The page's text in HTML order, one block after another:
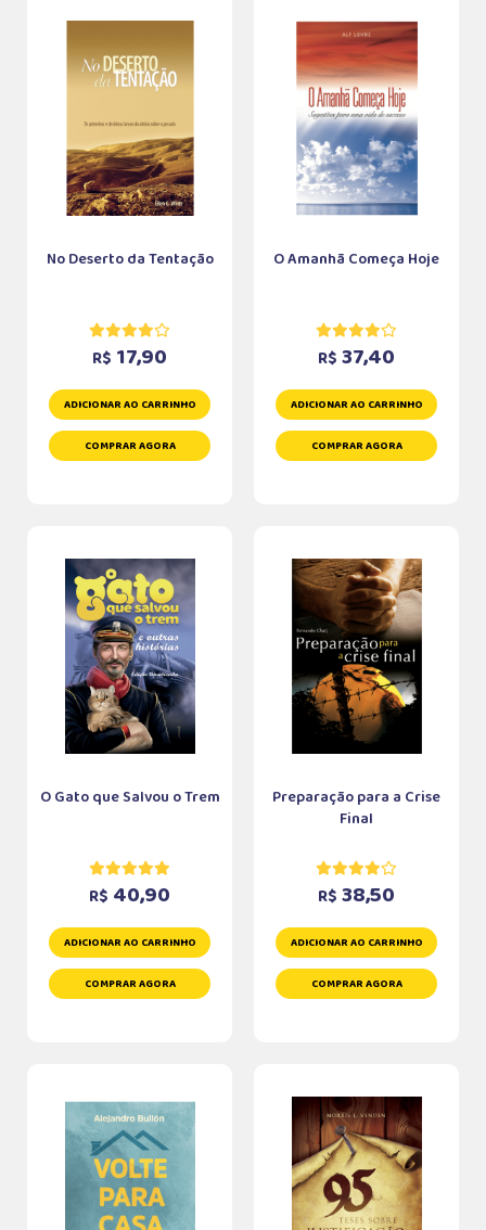
No Deserto da Tentação
R$ 17,90
ADICIONAR AO CARRINHO
COMPRAR AGORA
O Amanhã Começa Hoje
R$ 37,40
ADICIONAR AO CARRINHO
COMPRAR AGORA
O Gato que Salvou o Trem
R$ 40,90
ADICIONAR AO CARRINHO
COMPRAR AGORA
Preparação para a Crise
Final
R$ 38,50
ADICIONAR AO CARRINHO
COMPRAR AGORA